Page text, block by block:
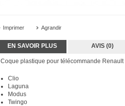
Imprimer Agrandir
EN SAVOIR PLUS AVIS (0)
Coque plastique pour télécommande Renault
Clio
Laguna
Modus
Twingo